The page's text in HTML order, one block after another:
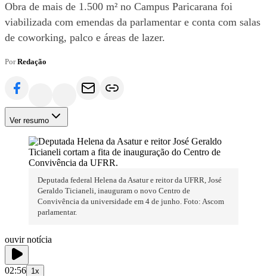
Obra de mais de 1.500 m² no Campus Paricarana foi
viabilizada com emendas da parlamentar e conta com salas
de coworking, palco e áreas de lazer.
PorRedação
Ver resumo
Deputada federal Helena da Asatur e reitor da UFRR, José
Geraldo Ticianeli, inauguram o novo Centro de
Convivência da universidade em 4 de junho. Foto: Ascom
parlamentar.
ouvir notícia
02:56 1x